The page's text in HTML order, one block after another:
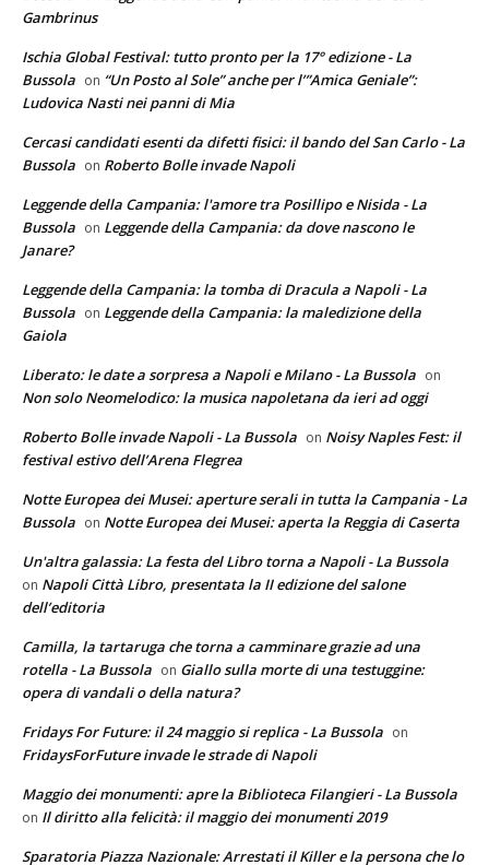
Gambrinus
Ischia Global Festival: tutto pronto per la 17° edizione - La
Bussola on “Un Posto al Sole” anche per l’”Amica Geniale”:
Ludovica Nasti nei panni di Mia
Cercasi candidati esenti da difetti fisici: il bando del San Carlo - La
Bussola on Roberto Bolle invade Napoli
Leggende della Campania: l'amore tra Posillipo e Nisida - La
Bussola on Leggende della Campania: da dove nascono le
Janare?
Leggende della Campania: la tomba di Dracula a Napoli - La
Bussola on Leggende della Campania: la maledizione della
Gaiola
Liberato: le date a sorpresa a Napoli e Milano - La Bussola on
Non solo Neomelodico: la musica napoletana da ieri ad oggi
Roberto Bolle invade Napoli - La Bussola on Noisy Naples Fest: il
festival estivo dell’Arena Flegrea
Notte Europea dei Musei: aperture serali in tutta la Campania - La
Bussola on Notte Europea dei Musei: aperta la Reggia di Caserta
Un'altra galassia: La festa del Libro torna a Napoli - La Bussola
on Napoli Città Libro, presentata la II edizione del salone
dell’editoria
Camilla, la tartaruga che torna a camminare grazie ad una
rotella - La Bussola on Giallo sulla morte di una testuggine:
opera di vandali o della natura?
Fridays For Future: il 24 maggio si replica - La Bussola on
FridaysForFuture invade le strade di Napoli
Maggio dei monumenti: apre la Biblioteca Filangieri - La Bussola
on Il diritto alla felicità: il maggio dei monumenti 2019
Sparatoria Piazza Nazionale: Arrestati il Killer e la persona che lo